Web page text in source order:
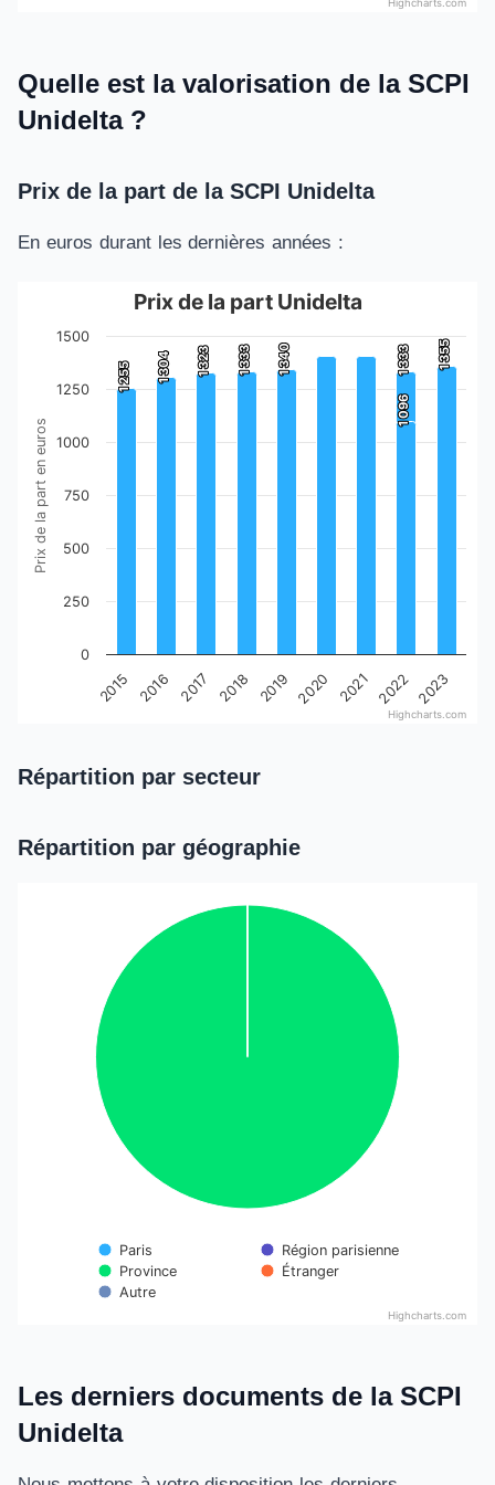
Highcharts.com
Quelle est la valorisation de la SCPI
Unidelta ?
Prix de la part de la SCPI Unidelta
En euros durant les dernières années :
Prix de la part Unidelta
Bar chart with 10 bars.
The chart has 1 X axis displaying categories.
The chart has 1 Y axis displaying Prix de la part en euros.
Prix de la part en euros
Prix de la part Unidelta
1 255
1 255 1 304
1 304 1 323
1 323 1 333
1 333 1 340
1 340 1 333
1 333 1 355
1 355
1 096
1 096
2015 2016 2017 2018 2019 2020 2021 2022 2023
0
250
500
750
1000
1250
1500
Highcharts.com
Répartition par secteur
Répartition par géographie
Pie chart with 5 slices.
Paris
Région parisienne
Province
Étranger
Autre
Highcharts.com
Les derniers documents de la SCPI
Unidelta